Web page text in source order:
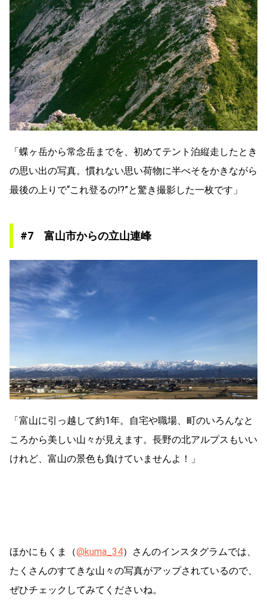
「蝶ヶ岳から常念岳までを、初めてテント泊縦走したとき
の思い出の写真。慣れない思い荷物に半べそをかきながら
最後の上りで“これ登るの⁉”と驚き撮影した一枚です」
#7 富山市からの立山連峰
「富山に引っ越して約1年。自宅や職場、町のいろんなと
ころから美しい山々が見えます。長野の北アルプスもいい
けれど、富山の景色も負けていませんよ！」
ほかにもくま（@kuma_34）
さんのインスタグラムでは、
たくさんのすてきな山々の写真がアップされているので、
ぜひチェックしてみてくださいね。